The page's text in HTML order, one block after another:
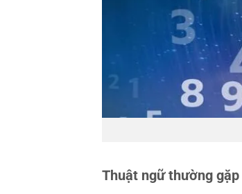
Thuật ngữ thường